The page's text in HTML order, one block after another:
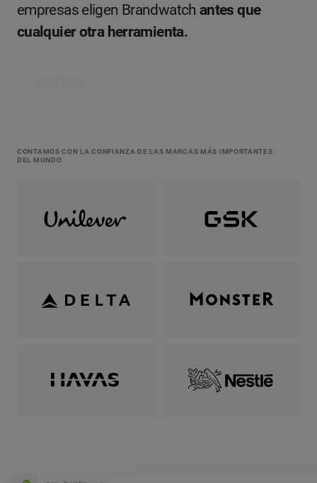
empresas eligen Brandwatch antes que
cualquier otra herramienta.
CONTAMOS CON LA CONFIANZA DE LAS MARCAS MÁS IMPORTANTES
DEL MUNDO